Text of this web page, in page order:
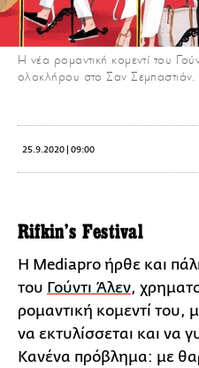
Η νέα ρομαντική κομεντί του
ολοκλήρου στο Σαν Σεμπαστιάν.
25.9.2020 | 09:00
Rifkin's Festival
Η Mediapro ήρθε και
του Γούντι Άλεν,
ρομαντική κομεντί του,
να εκτυλίσσεται και να
Κανένα πρόβλημα: με